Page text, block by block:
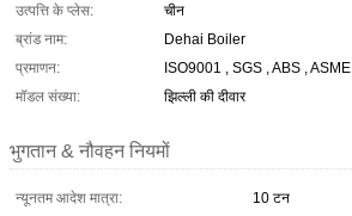
उत्पत्ति के प्लेस:
चीन
ब्रांड नाम:
Dehai Boiler
प्रमाणन:
ISO9001 , SGS , ABS , ASME
मॉडल संख्या:
झिल्ली की दीवार
भुगतान & नौवहन नियमों
न्यूनतम आदेश मात्रा:
10 टन